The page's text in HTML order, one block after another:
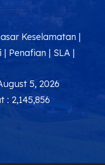
Keselamatan|
| Penafian| SLA|
5, 2026
: 2,145,856